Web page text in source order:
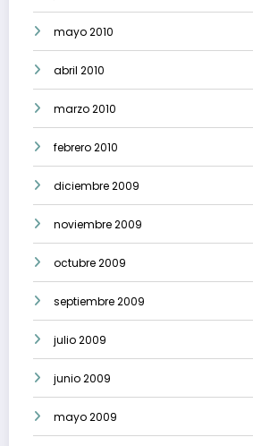
mayo 2010
abril 2010
marzo 2010
febrero 2010
diciembre 2009
noviembre 2009
octubre 2009
septiembre 2009
julio 2009
junio 2009
mayo 2009